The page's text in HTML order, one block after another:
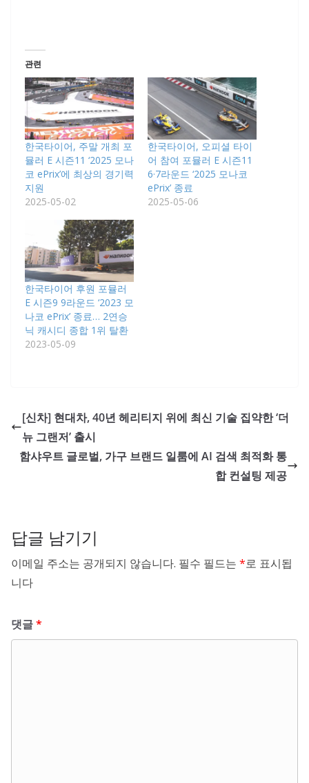
관련
한국타이어, 주말 개최 포
뮬러 E 시즌11 ‘2025 모나
코 ePrix’에 최상의 경기력
지원
2025-05-02
한국타이어, 오피셜 타이
어 참여 포뮬러 E 시즌11
6·7라운드 ‘2025 모나코
ePrix’ 종료
2025-05-06
한국타이어 후원 포뮬러
E 시즌9 9라운드 ‘2023 모
나코 ePrix’ 종료… 2연승
닉 캐시디 종합 1위 탈환
2023-05-09
[신차] 현대차, 40년 헤리티지 위에 최신 기술 집약한 ‘더
뉴 그랜저’ 출시
함샤우트 글로벌, 가구 브랜드 일룸에 AI 검색 최적화 통
합 컨설팅 제공
답글 남기기
이메일 주소는 공개되지 않습니다. 필수 필드는 *로 표시됩
니다
댓글*